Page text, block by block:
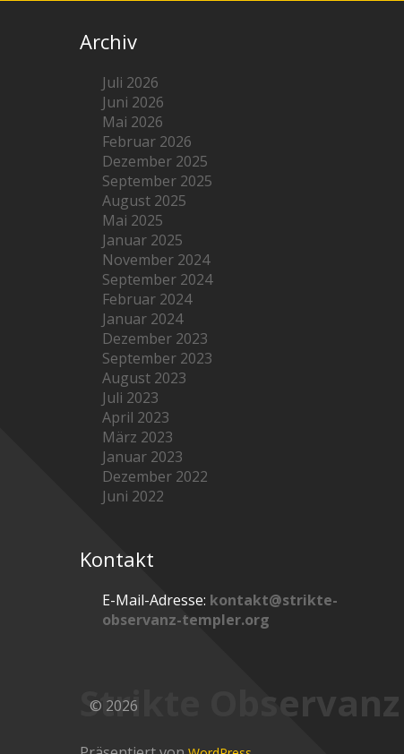
Archiv
Juli 2026
Juni 2026
Mai 2026
Februar 2026
Dezember 2025
September 2025
August 2025
Mai 2025
Januar 2025
November 2024
September 2024
Februar 2024
Januar 2024
Dezember 2023
September 2023
August 2023
Juli 2023
April 2023
März 2023
Januar 2023
Dezember 2022
Juni 2022
Kontakt
E-Mail-Adresse: kontakt@strikte-
observanz-templer.org
Strikte
© 2026